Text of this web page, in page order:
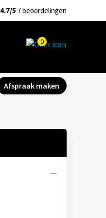
4.7/5 7 beoordelingen
0
Afspraak maken